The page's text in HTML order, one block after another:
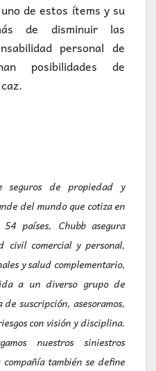
de estos ítems y su
de disminuir las
personal de
posibilidades de
seguros de propiedad y
del mundo que cotiza en
países, Chubb asegura
civil comercial y personal,
y salud complementario,
a un diverso grupo de
suscripción, asesoramos,
con visión y disciplina.
nuestros siniestros
también se define